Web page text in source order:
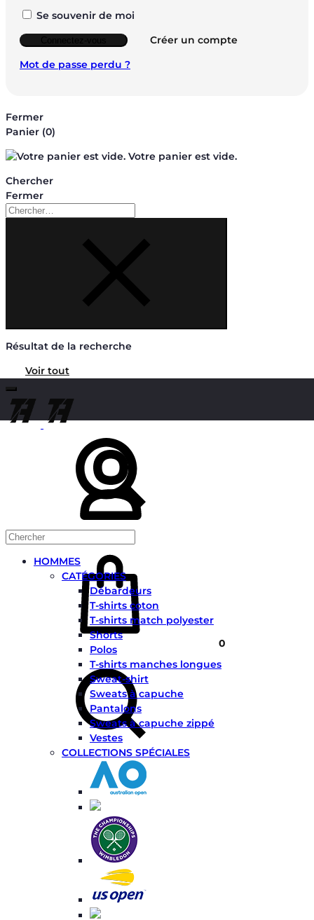
Se souvenir de moi
Créer un compte
Mot de passe perdu ?
Fermer
Panier (0)
Votre panier est vide.
Chercher
Fermer
Chercher
Résultat de la recherche
Voir tout
0
Chercher
HOMMES
CATÉGORIES
Débardeurs
T-shirts coton
T-shirts match polyester
Shorts
Polos
T-shirts manches longues
Sweat-shirt
Sweats à capuche
Pantalons
Sweats à capuche zippé
Vestes
COLLECTIONS SPÉCIALES